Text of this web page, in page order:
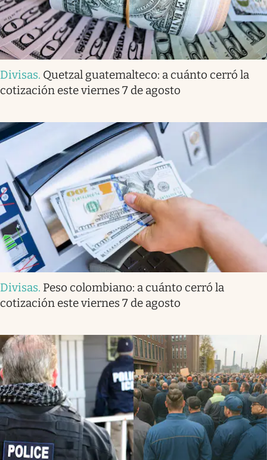
Divisas. Quetzal guatemalteco: a cuánto cerró la
cotización este viernes 7 de agosto
Divisas. Peso colombiano: a cuánto cerró la
cotización este viernes 7 de agosto